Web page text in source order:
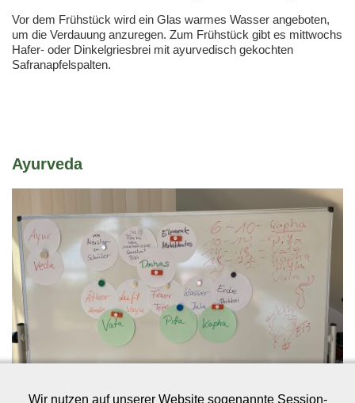
Vor dem Frühstück wird ein Glas warmes Wasser angeboten,
um die Verdauung anzuregen. Zum Frühstück gibt es mittwochs
Hafer- oder Dinkelgriesbrei mit ayurvedisch gekochten
Safranapfelspalten.
Ayurveda
Wir nutzen auf unserer Website sogenannte Session-